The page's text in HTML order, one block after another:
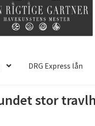
DRG Express lån
stor